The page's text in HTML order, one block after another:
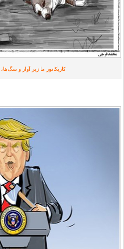
کاریکاتور ما زیر آوار و